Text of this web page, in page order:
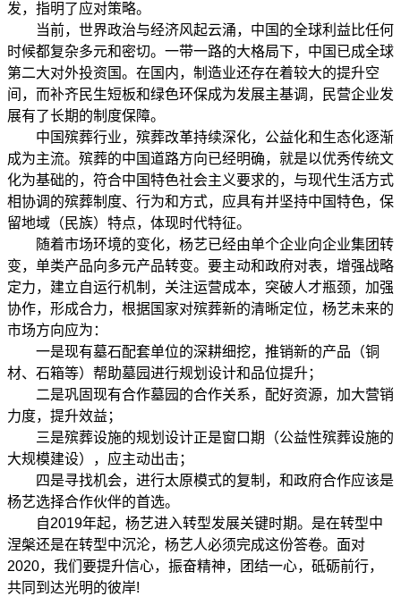
发，指明了应对策略。
当前，世界政治与经济风起云涌，中国的全球利益比任何
时候都复杂多元和密切。一带一路的大格局下，中国已成全球
第二大对外投资国。在国内，制造业还存在着较大的提升空
间，而补齐民生短板和绿色环保成为发展主基调，民营企业发
展有了长期的制度保障。
中国殡葬行业，殡葬改革持续深化，公益化和生态化逐渐
成为主流。殡葬的中国道路方向已经明确，就是以优秀传统文
化为基础的，符合中国特色社会主义要求的，与现代生活方式
相协调的殡葬制度、行为和方式，应具有并坚持中国特色，保
留地域（民族）特点，体现时代特征。
随着市场环境的变化，杨艺已经由单个企业向企业集团转
变，单类产品向多元产品转变。要主动和政府对表，增强战略
定力，建立自运行机制，关注运营成本，突破人才瓶颈，加强
协作，形成合力，根据国家对殡葬新的清晰定位，杨艺未来的
市场方向应为：
一是现有墓石配套单位的深耕细挖，推销新的产品（铜
材、石箱等）帮助墓园进行规划设计和品位提升；
二是巩固现有合作墓园的合作关系，配好资源，加大营销
力度，提升效益；
三是殡葬设施的规划设计正是窗口期（公益性殡葬设施的
大规模建设），应主动出击；
四是寻找机会，进行太原模式的复制，和政府合作应该是
杨艺选择合作伙伴的首选。
自2019年起，杨艺进入转型发展关键时期。是在转型中
涅槃还是在转型中沉沦，杨艺人必须完成这份答卷。面对
2020，我们要提升信心，振奋精神，团结一心，砥砺前行，
共同到达光明的彼岸!